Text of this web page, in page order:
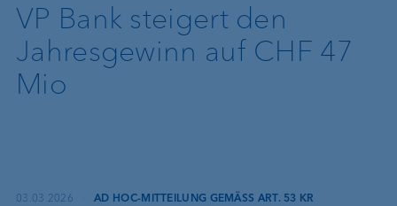
VP Bank steigert den
Jahresgewinn auf CHF 47
Mio
03.03.2026 ·AD HOC-MITTEILUNG GEMÄSS ART. 53 KR